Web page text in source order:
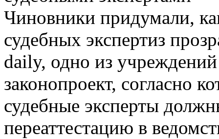
Чиновники придумали,
судебных экспертиз
daily, одно из
законопроект, согласно
судебные эксперты
переаттестацию в